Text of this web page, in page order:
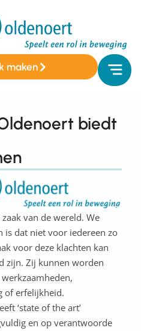
maken
biedt
van de wereld. We
is dat niet voor iedereen zo
voor deze klachten kan
zijn. Zij kunnen worden
of erfelijkheid.
‘state of the art’
en op verantwoorde